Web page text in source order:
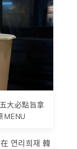
大必點旨拿
MENU